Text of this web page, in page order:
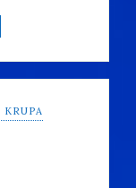
KRUPA